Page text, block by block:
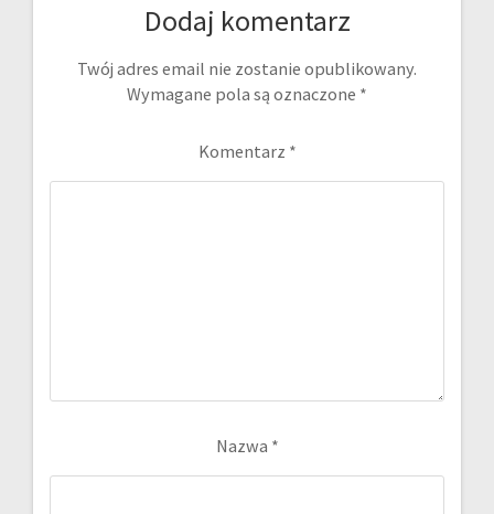
Dodaj komentarz
Twój adres email nie zostanie opublikowany.
Wymagane pola są oznaczone *
Komentarz *
Nazwa *